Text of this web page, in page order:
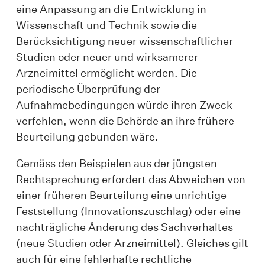
eine Anpassung an die Entwicklung in
Wissenschaft und Technik sowie die
Berücksichtigung neuer wissenschaftlicher
Studien oder neuer und wirksamerer
Arzneimittel ermöglicht werden. Die
periodische Überprüfung der
Aufnahmebedingungen würde ihren Zweck
verfehlen, wenn die Behörde an ihre frühere
Beurteilung gebunden wäre.
Gemäss den Beispielen aus der jüngsten
Rechtsprechung erfordert das Abweichen von
einer früheren Beurteilung eine unrichtige
Feststellung (Innovationszuschlag) oder eine
nachträgliche Änderung des Sachverhaltes
(neue Studien oder Arzneimittel). Gleiches gilt
auch für eine fehlerhafte rechtliche